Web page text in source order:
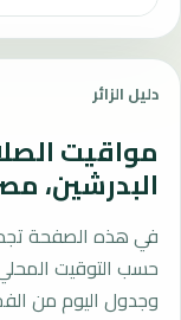
دليل الزائر
مواقيت
البدرشين،
في هذه الصفحة
وجدول اليوم من